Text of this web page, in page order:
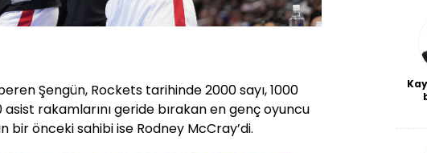
Şengün, Rockets tarihinde 2000 sayı, 1000
rakamlarını geride bırakan en genç oyuncu
bir önceki sahibi ise Rodney McCray’di.